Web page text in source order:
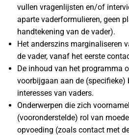
vullen vragenlijsten en/of
aparte vaderformulieren, geen
handtekening van de vader).
Het anderszins marginaliseren
de vader, vanaf het eerste
De inhoud van het programma
voorbijgaan aan de (specifieke)
interesses van vaders.
Onderwerpen die zich
(vooronderstelde) rol van
opvoeding (zoals contact met